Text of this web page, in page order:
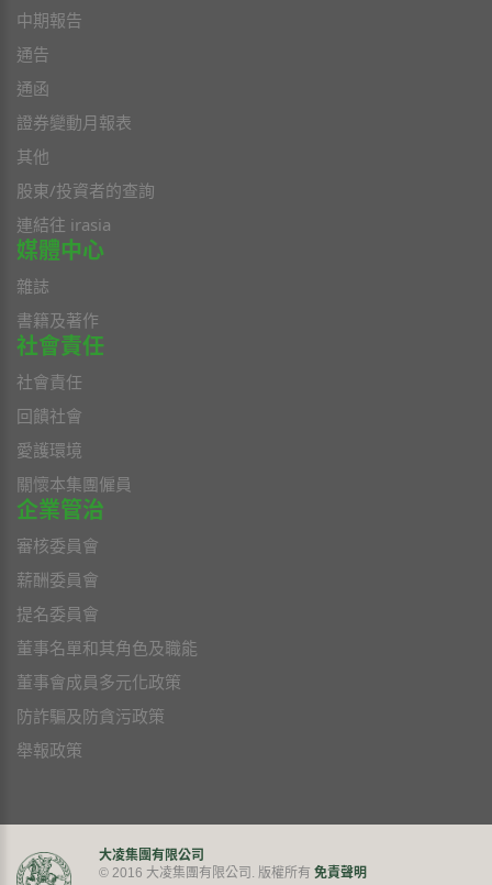
中期報告
通告
通函
證券變動月報表
其他
股東/投資者的查詢
連結往 irasia
媒體中心
雜誌
書籍及著作
社會責任
社會責任
回饋社會
愛護環境
關懷本集團僱員
企業管治
審核委員會
薪酬委員會
提名委員會
董事名單和其角色及職能
董事會成員多元化政策
防詐騙及防貪污政策
舉報政策
大凌集團有限公司
© 2016 大凌集團有限公司. 版權所有 免責聲明